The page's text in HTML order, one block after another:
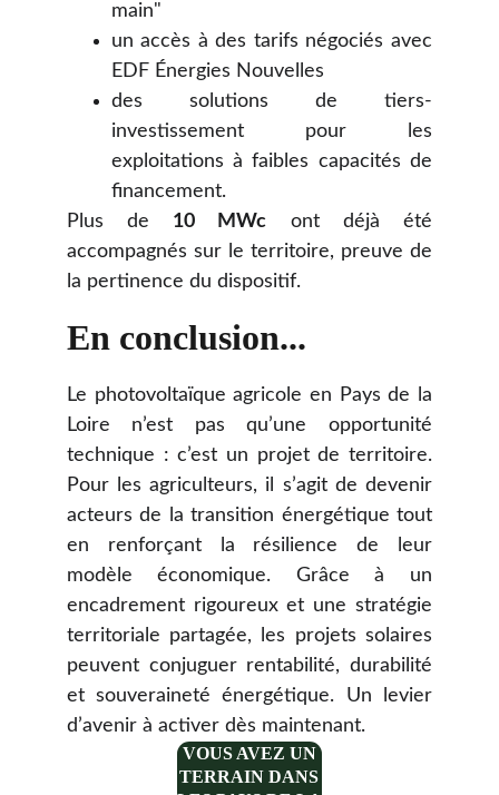
main"
un accès à des tarifs négociés avec
EDF Énergies Nouvelles
des solutions de tiers-
investissement pour les
exploitations à faibles capacités de
financement.
Plus de 10 MWc ont déjà été
accompagnés sur le territoire, preuve de
la pertinence du dispositif.
En conclusion...
Le photovoltaïque agricole en Pays de la
Loire n’est pas qu’une opportunité
technique : c’est un projet de territoire.
Pour les agriculteurs, il s’agit de devenir
acteurs de la transition énergétique tout
en renforçant la résilience de leur
modèle économique. Grâce à un
encadrement rigoureux et une stratégie
territoriale partagée, les projets solaires
peuvent conjuguer rentabilité, durabilité
et souveraineté énergétique. Un levier
d’avenir à activer dès maintenant.
VOUS AVEZ UN
TERRAIN DANS